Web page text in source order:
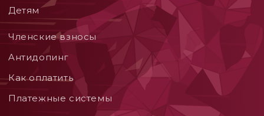
Детям
Членские взносы
Aнтидопинг
Как оплатить
Платежные системы